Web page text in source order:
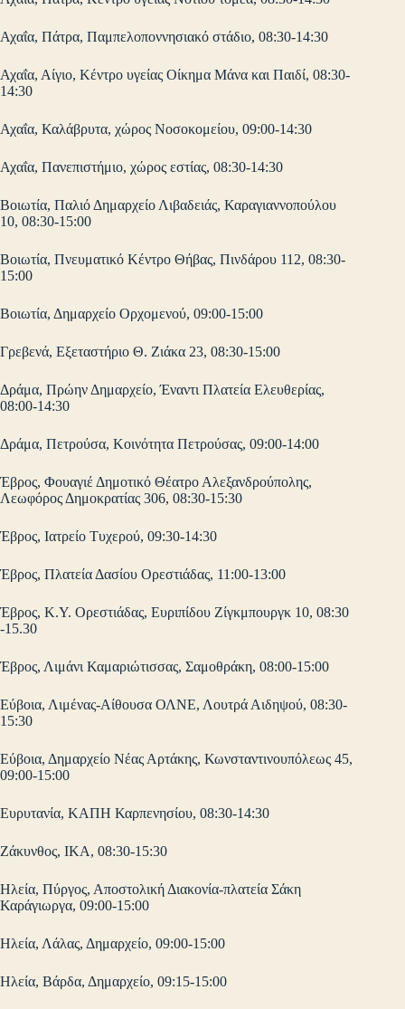
Αχαΐα, Πάτρα, Παμπελοποννησιακό στάδιο, 08:30-14:30
Αχαΐα, Αίγιο, Κέντρο υγείας Οίκημα Μάνα και Παιδί, 08:30-
14:30
Αχαΐα, Καλάβρυτα, χώρος Νοσοκομείου, 09:00-14:30
Αχαΐα, Πανεπιστήμιο, χώρος εστίας, 08:30-14:30
Βοιωτία, Παλιό Δημαρχείο Λιβαδειάς, Καραγιαννοπούλου
10, 08:30-15:00
Βοιωτία, Πνευματικό Κέντρο Θήβας, Πινδάρου 112, 08:30-
15:00
Βοιωτία, Δημαρχείο Ορχομενού, 09:00-15:00
Γρεβενά, Εξεταστήριο Θ. Ζιάκα 23, 08:30-15:00
Δράμα, Πρώην Δημαρχείο, Έναντι Πλατεία Ελευθερίας,
08:00-14:30
Δράμα, Πετρούσα, Κοινότητα Πετρούσας, 09:00-14:00
Έβρος, Φουαγιέ Δημοτικό Θέατρο Αλεξανδρούπολης,
Λεωφόρος Δημοκρατίας 306, 08:30-15:30
Έβρος, Ιατρείο Τυχερού, 09:30-14:30
Έβρος, Πλατεία Δασίου Ορεστιάδας, 11:00-13:00
Έβρος, Κ.Υ. Ορεστιάδας, Ευριπίδου Ζίγκμπουργκ 10, 08:30
-15.30
Έβρος, Λιμάνι Καμαριώτισσας, Σαμοθράκη, 08:00-15:00
Εύβοια, Λιμένας-Αίθουσα ΟΛΝΕ, Λουτρά Αιδηψού, 08:30-
15:30
Εύβοια, Δημαρχείο Νέας Αρτάκης, Κωνσταντινουπόλεως 45,
09:00-15:00
Ευρυτανία, ΚΑΠΗ Καρπενησίου, 08:30-14:30
Ζάκυνθος, ΙΚΑ, 08:30-15:30
Ηλεία, Πύργος, Αποστολική Διακονία-πλατεία Σάκη
Καράγιωργα, 09:00-15:00
Ηλεία, Λάλας, Δημαρχείο, 09:00-15:00
Ηλεία, Βάρδα, Δημαρχείο, 09:15-15:00